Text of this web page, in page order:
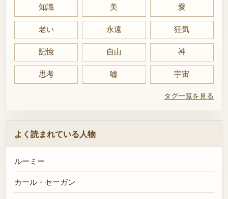
知識 美 愛
老い 永遠 狂気
記憶 自由 神
思考 嘘 宇宙
タグ一覧を見る
よく読まれている人物
ルーミー
カール・セーガン